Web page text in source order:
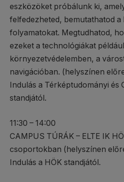
eszközöket próbálunk ki,
felfedezheted, bemutathatod
folyamatokat. Megtudhatod,
ezeket a technológiákat
környezetvédelemben, a
navigációban. (helyszínen
Indulás a Térképtudományi és
standjától.
11:30 – 14:00
CAMPUS TÚRÁK – ELTE IK
csoportokban (helyszínen
Indulás a HÖK standjától.